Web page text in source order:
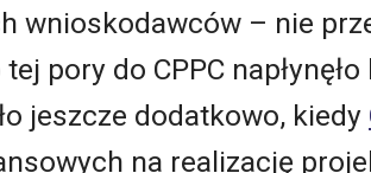
wnioskodawców – nie
pory do CPPC
jeszcze dodatkowo, kiedy
na realizację